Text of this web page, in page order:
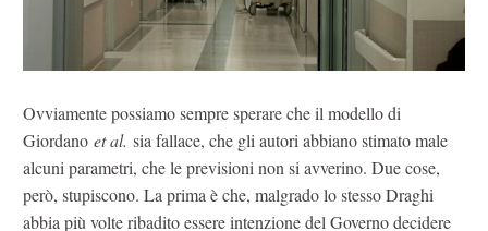
Ovviamente possiamo sempre sperare che il modello di
Giordano et al. sia fallace, che gli autori abbiano stimato male
alcuni parametri, che le previsioni non si avverino. Due cose,
però, stupiscono. La prima è che, malgrado lo stesso Draghi
abbia più volte ribadito essere intenzione del Governo decidere